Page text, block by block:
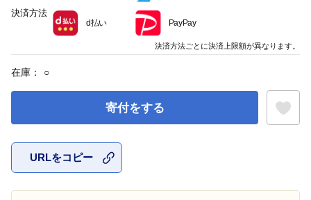
在庫： ○
寄付をする
URLをコピー
決済方法
d払い PayPay
決済方法ごとに決済上限額が異なります。